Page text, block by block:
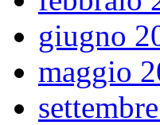
giugno
maggio